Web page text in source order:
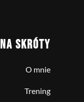
NA SKRÓTY
O mnie
Trening